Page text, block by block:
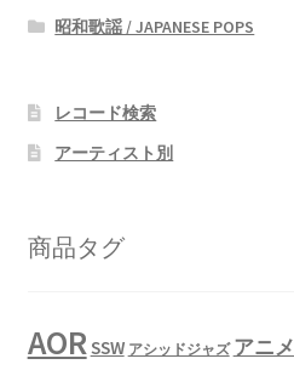
昭和歌謡 / JAPANESE POPS
レコード検索
アーティスト別
商品タグ
AORSSW アシッドジャズ アニメ